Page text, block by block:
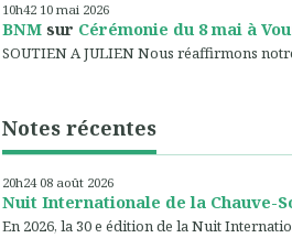
10h42 10 mai 2026
BNM sur Cérémonie du 8 mai à
SOUTIEN A JULIEN Nous réaffirmons
Notes récentes
20h24 08 août 2026
Nuit Internationale de la Chauve-
En 2026, la 30 e édition de la Nuit